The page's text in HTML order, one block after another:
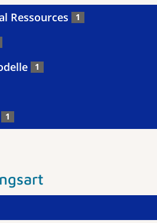
Ressources 1
1
1